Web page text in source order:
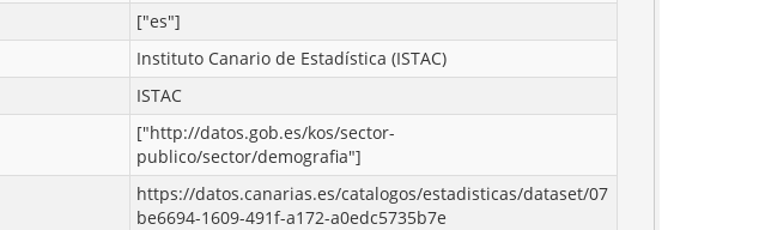
["es"]
Instituto Canario de Estadística (ISTAC)
ISTAC
["http://datos.gob.es/kos/sector-
publico/sector/demografia"]
https://datos.canarias.es/catalogos/estadisticas/dataset/07
be6694-1609-491f-a172-a0edc5735b7e